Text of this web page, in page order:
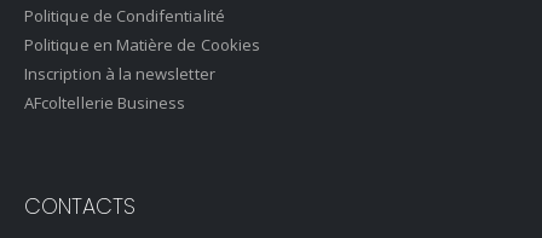
Politique de Condifentialité
Politique en Matière de Cookies
Inscription à la newsletter
AFcoltellerie Business
CONTACTS